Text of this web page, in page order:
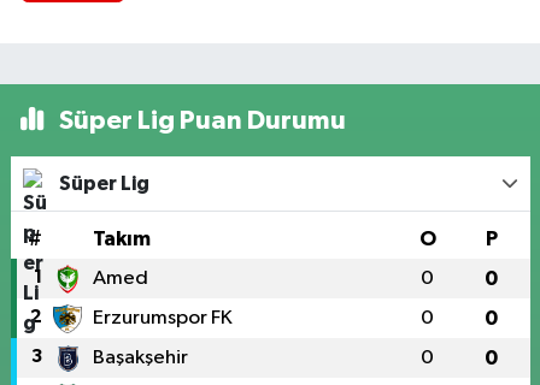
Süper Lig Puan Durumu
Süper Lig
# Takım O P
1 Amed 0 0
2 Erzurumspor FK 0 0
3 Başakşehir 0 0